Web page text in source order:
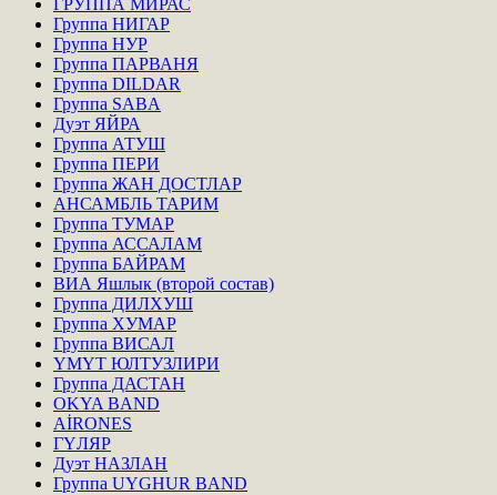
ГРУППА МИРАС
Группа НИГАР
Группа НУР
Группа ПАРВАНЯ
Группа DILDAR
Группа SABA
Дуэт ЯЙРА
Группа АТУШ
Группа ПЕРИ
Группа ЖАН ДОСТЛАР
АНСАМБЛЬ ТАРИМ
Группа ТУМАР
Группа АССАЛАМ
Группа БАЙРАМ
ВИА Яшлык (второй состав)
Группа ДИЛХУШ
Группа ХУМАР
Группа ВИСАЛ
ҮМҮТ ЮЛТУЗЛИРИ
Группа ДАСТАН
OKYA BAND
AİRONES
ГҮЛЯР
Дуэт НАЗЛАН
Группа UYGHUR BAND